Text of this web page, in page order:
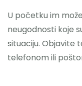
U početku im
neugodnosti koje
situaciju. Objavite
telefonom ili